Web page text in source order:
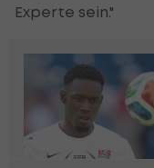
Experte sein."